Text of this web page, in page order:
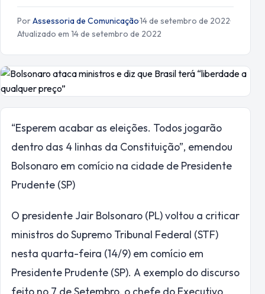
PorAssessoria de Comunicação·14 de setembro de 2022·
Atualizado em 14 de setembro de 2022
“Esperem acabar as eleições. Todos jogarão
dentro das 4 linhas da Constituição”, emendou
Bolsonaro em comício na cidade de Presidente
Prudente (SP)
O presidente Jair Bolsonaro (PL) voltou a criticar
ministros do Supremo Tribunal Federal (STF)
nesta quarta-feira (14/9) em comício em
Presidente Prudente (SP). A exemplo do discurso